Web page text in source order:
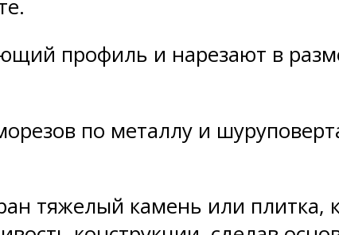
профиль и нарезают в
по металлу и
тяжелый камень или плитка,